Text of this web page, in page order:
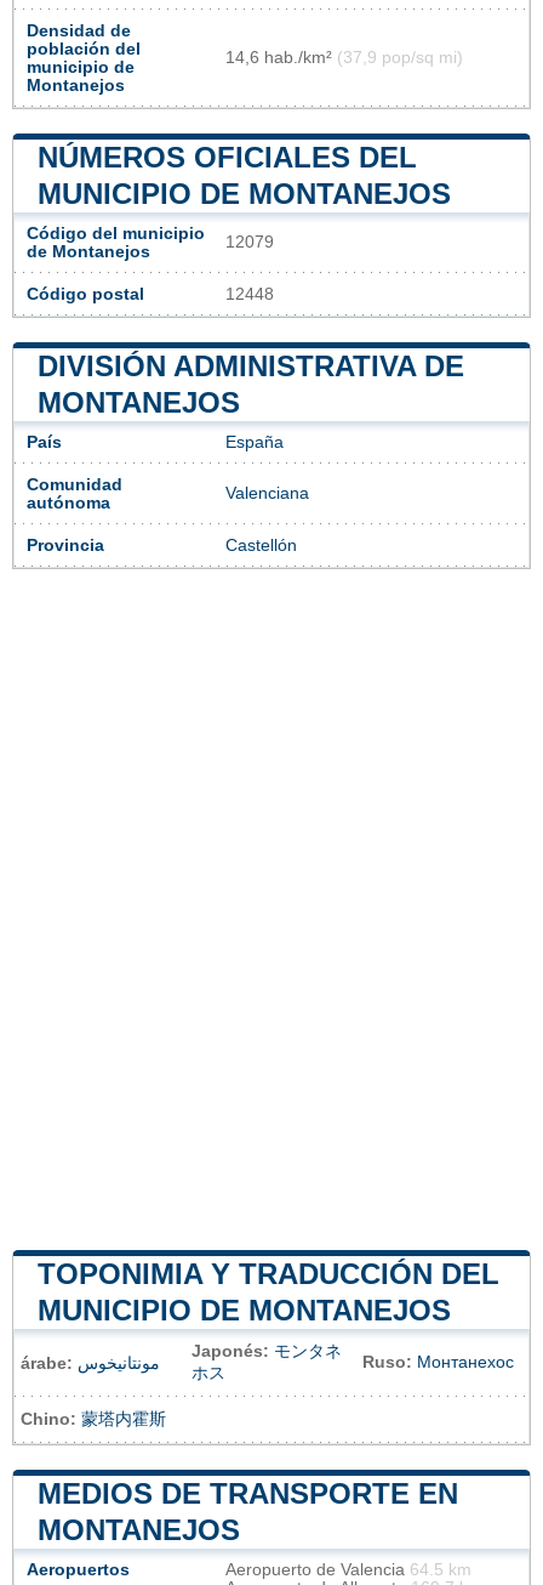
Densidad de
población del
municipio de
Montanejos
14,6 hab./km² (37,9 pop/sq mi)
NÚMEROS OFICIALES DEL
MUNICIPIO DE MONTANEJOS
Código del municipio
de Montanejos
12079
Código postal 12448
DIVISIÓN ADMINISTRATIVA DE
MONTANEJOS
País España
Comunidad
autónoma
Valenciana
Provincia Castellón
TOPONIMIA Y TRADUCCIÓN DEL
MUNICIPIO DE MONTANEJOS
árabe: مونتانيخوس
Japonés: モンタネ
ホス
Ruso: Монтанехос
Chino: 蒙塔内霍斯
MEDIOS DE TRANSPORTE EN
MONTANEJOS
Aeropuertos
Aeropuerto de Valencia 64.5 km